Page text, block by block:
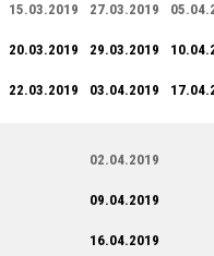
15.03.2019
20.03.2019
22.03.2019
27.03.2019
29.03.2019
03.04.2019
02.04.2019
09.04.2019
16.04.2019